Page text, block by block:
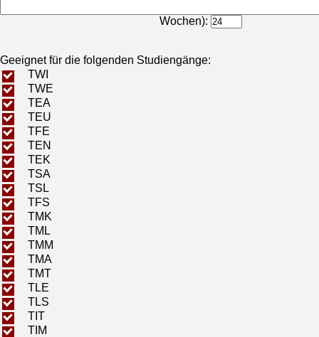
Wochen):
Geeignet für die folgenden Studiengänge:
TWI
TWE
TEA
TEU
TFE
TEN
TEK
TSA
TSL
TFS
TMK
TML
TMM
TMA
TMT
TLE
TLS
TIT
TIM